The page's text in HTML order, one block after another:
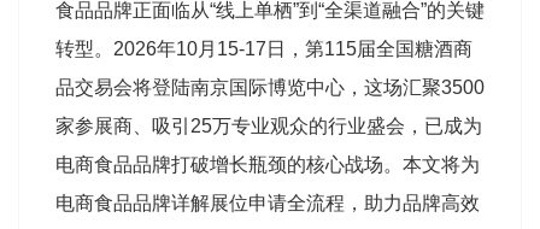
食品品牌正面临从“线上单栖”到“全渠道融合”的关键
转型。2026年10月15-17日，第115届全国糖酒商
品交易会将登陆南京国际博览中心，这场汇聚3500
家参展商、吸引25万专业观众的行业盛会，已成为
电商食品品牌打破增长瓶颈的核心战场。本文将为
电商食品品牌详解展位申请全流程，助力品牌高效